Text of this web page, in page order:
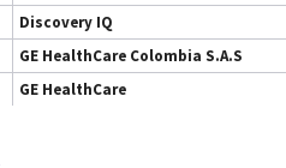
Discovery IQ
GE HealthCare Colombia S.A.S
GE HealthCare